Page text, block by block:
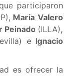
participaron
María Valero
Peinado (ILLA),
eIgnacio
es ofrecer la